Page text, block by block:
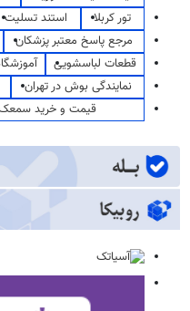
تور کربلا
استند تسلیت
مرجع پاسخ معتبر پزشکان
قطعات لباسشویی
نمایندگی بوش در تهران
قیمت و خرید سمعک